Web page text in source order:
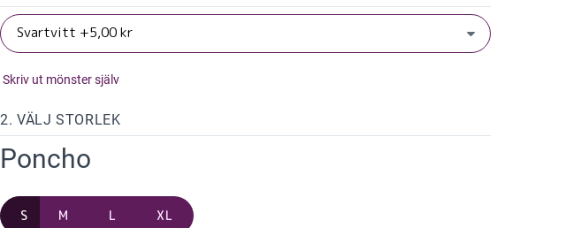
Skriv ut mönster själv
2. VÄLJ STORLEK
Poncho
S M L XL